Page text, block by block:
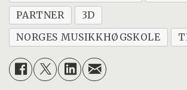
PARTNER
3D
NORGES MUSIKKHØGSKOLE